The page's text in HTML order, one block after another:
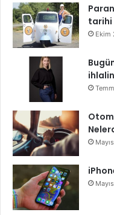
y
o
tarihi
Ekim